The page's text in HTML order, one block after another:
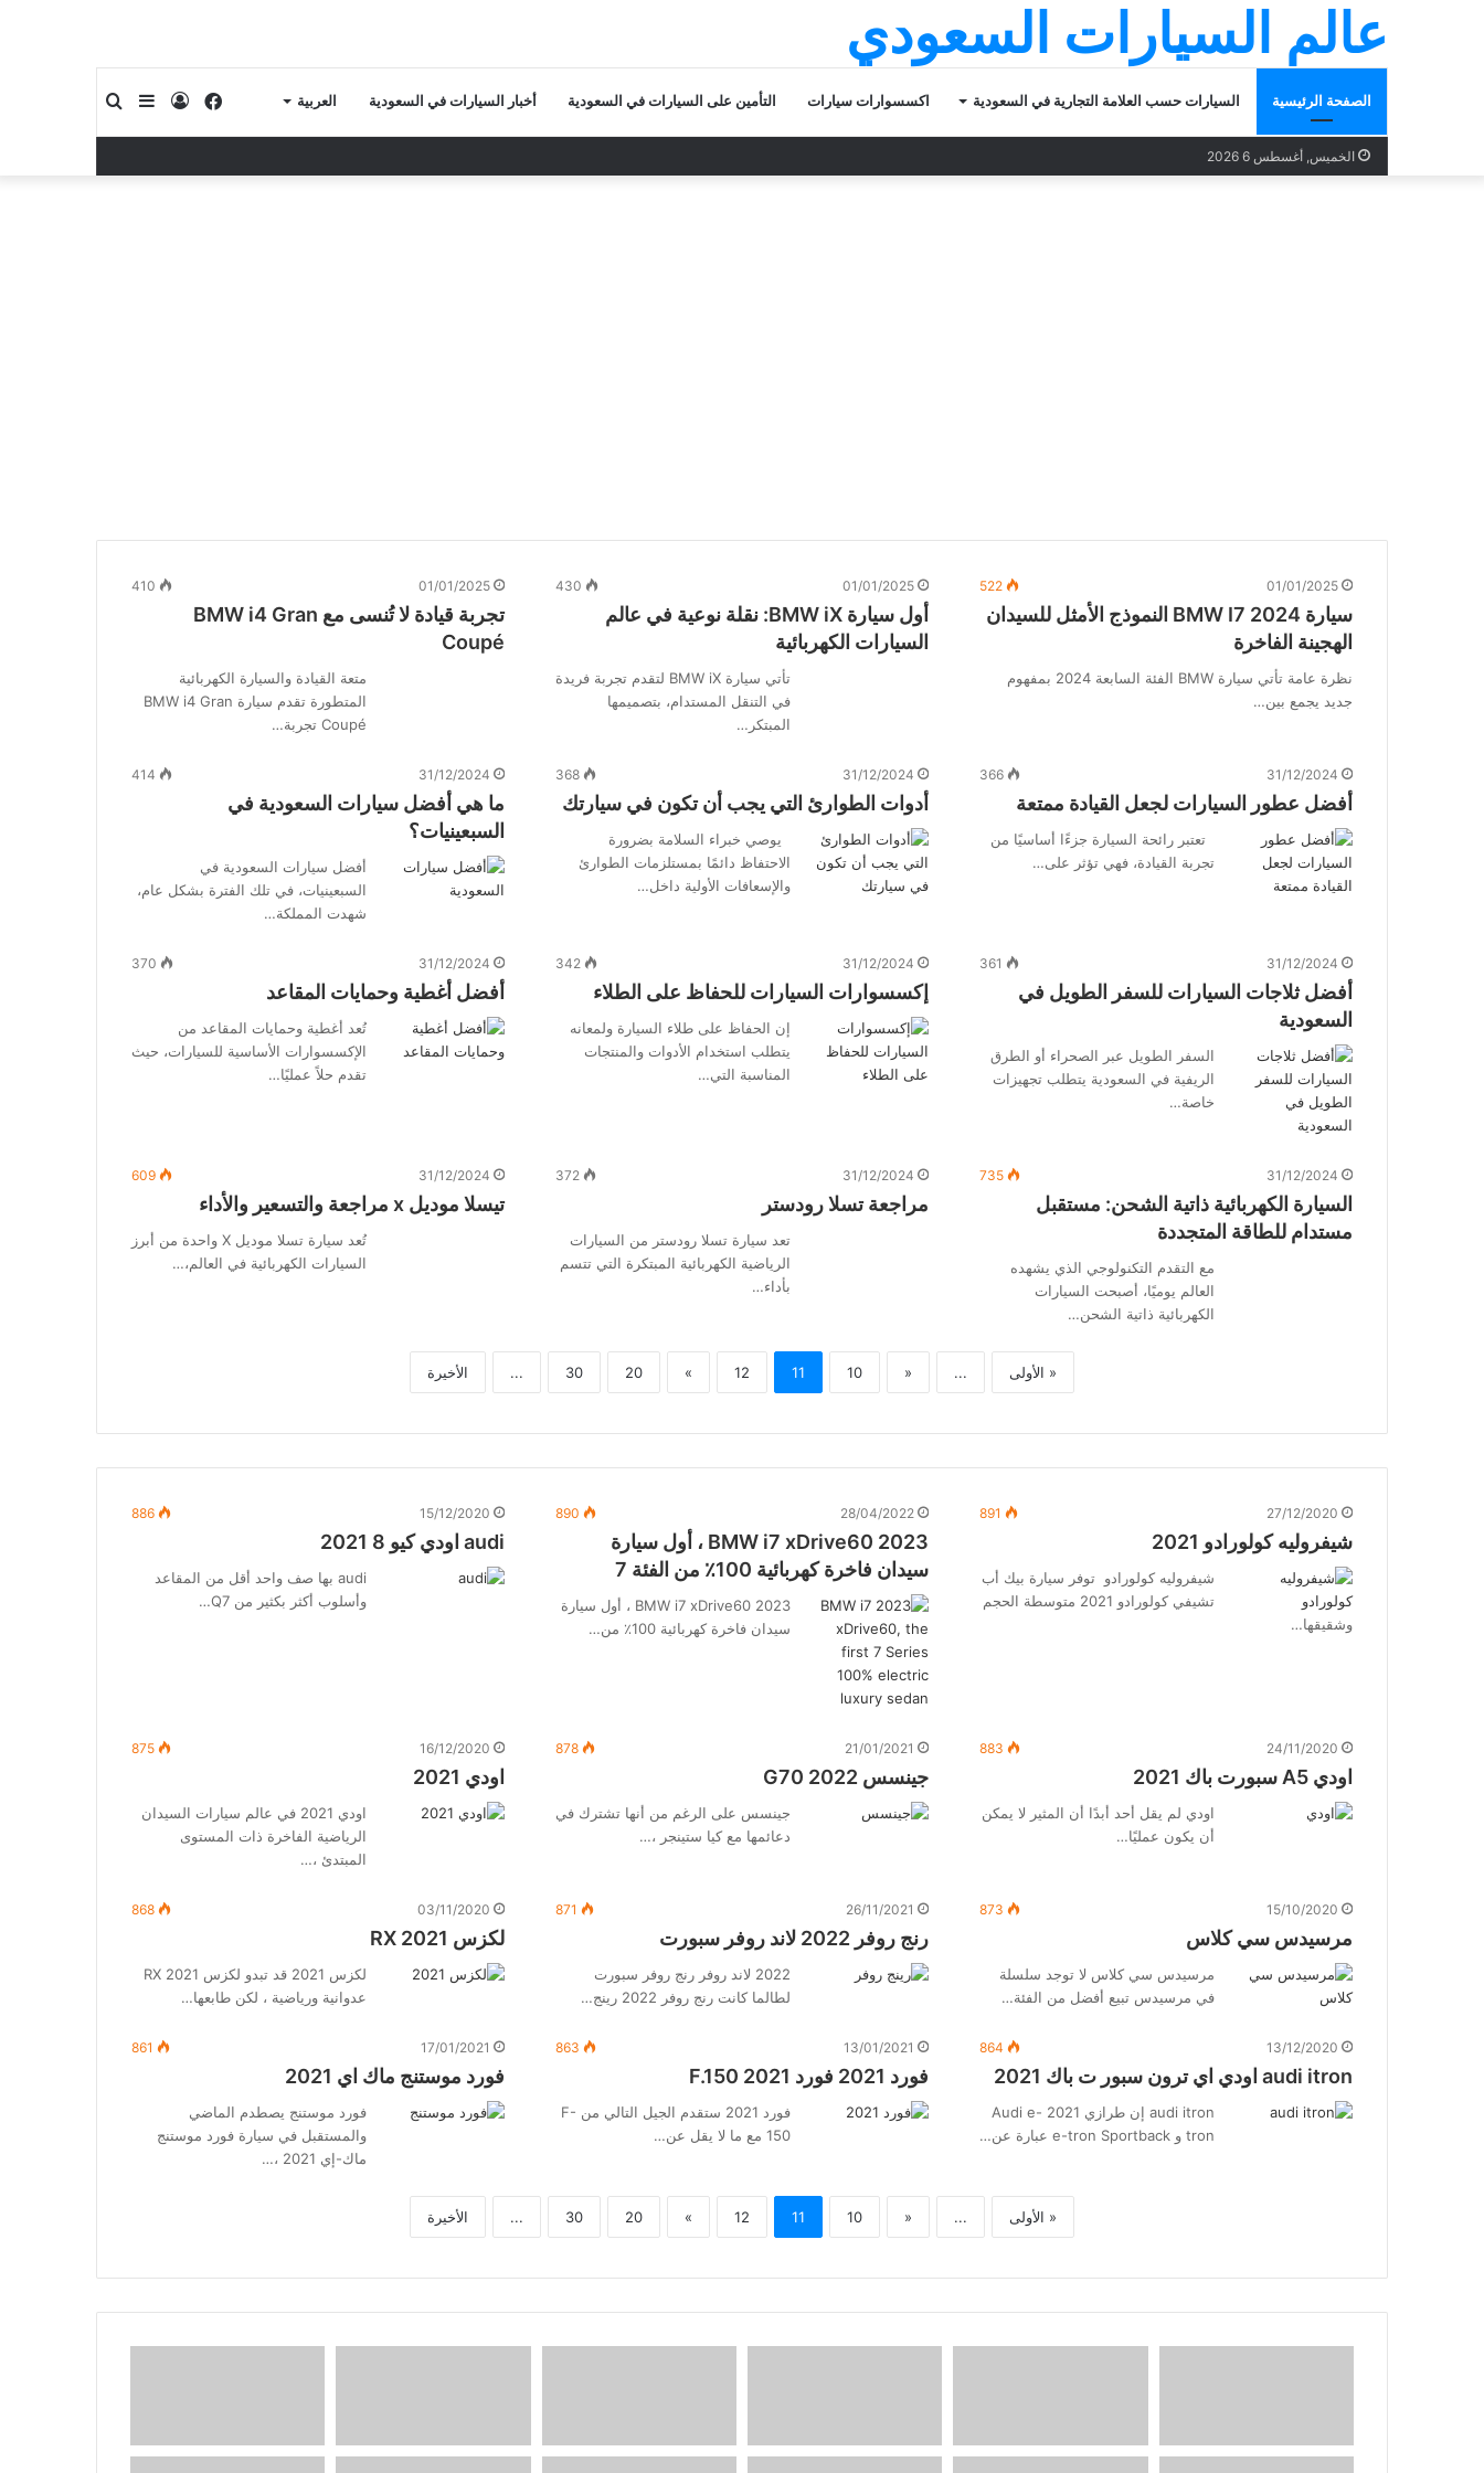
عالم السيارات السعودي
الصفحة الرئيسية السيارات حسب العلامة التجارية في السعودية اكسسوارات سيارات التأمين على السيارات في السعودية أخبار السيارات في السعودية العربية إضافةتسجيلفيسبوك
الخميس, أغسطس 6 2026
01/01/2025
522
سيارة BMW I7 2024 النموذج الأمثل للسيدان
الهجينة الفاخرة
نظرة عامة تأتي سيارة BMW الفئة السابعة 2024 بمفهوم
جديد يجمع بين…
01/01/2025
430
أول سيارة BMW iX: نقلة نوعية في عالم
السيارات الكهربائية
تأتي سيارة BMW iX لتقدم تجربة فريدة
في التنقل المستدام، بتصميمها
المبتكر…
01/01/2025
410
تجربة قيادة لا تُنسى مع BMW i4 Gran
Coupé
متعة القيادة والسيارة الكهربائية
المتطورة تقدم سيارة BMW i4 Gran
Coupé تجربة…
31/12/2024
366
أفضل عطور السيارات لجعل القيادة ممتعة
تعتبر رائحة السيارة جزءًا أساسيًا من
تجربة القيادة، فهي تؤثر على…
31/12/2024
368
أدوات الطوارئ التي يجب أن تكون في سيارتك
يوصي خبراء السلامة بضرورة
الاحتفاظ دائمًا بمستلزمات الطوارئ
والإسعافات الأولية داخل…
31/12/2024
414
ما هي أفضل سيارات السعودية في
السبعينيات؟
أفضل سيارات السعودية في
السبعينيات، في تلك الفترة بشكل عام،
شهدت المملكة…
31/12/2024
361
أفضل ثلاجات السيارات للسفر الطويل في
السعودية
السفر الطويل عبر الصحراء أو الطرق
الريفية في السعودية يتطلب تجهيزات
خاصة…
31/12/2024
342
إكسسوارات السيارات للحفاظ على الطلاء
إن الحفاظ على طلاء السيارة ولمعانه
يتطلب استخدام الأدوات والمنتجات
المناسبة التي…
31/12/2024
370
أفضل أغطية وحمايات المقاعد
تُعد أغطية وحمايات المقاعد من
الإكسسوارات الأساسية للسيارات، حيث
تقدم حلاً عمليًا…
31/12/2024
735
السيارة الكهربائية ذاتية الشحن: مستقبل
مستدام للطاقة المتجددة
مع التقدم التكنولوجي الذي يشهده
العالم يوميًا، أصبحت السيارات
الكهربائية ذاتية الشحن…
31/12/2024
372
مراجعة تسلا رودستر
تعد سيارة تسلا رودستر من السيارات
الرياضية الكهربائية المبتكرة التي تتسم
بأداء…
31/12/2024
609
تيسلا موديل x مراجعة والتسعير والأداء
تُعد سيارة تسلا موديل X واحدة من أبرز
السيارات الكهربائية في العالم،…
« الأولى ...
«
10
11
12
»
20
30
... الأخيرة
27/12/2020
891
شيفروليه كولورادو 2021
شيفروليه كولورادو توفر سيارة بيك أب
تشيفي كولورادو 2021 متوسطة الحجم
وشقيقها…
28/04/2022
890
2023 BMW i7 xDrive60 ، أول سيارة
سيدان فاخرة كهربائية 100٪ من الفئة 7
2023 BMW i7 xDrive60 ، أول سيارة
سيدان فاخرة كهربائية 100٪ من…
15/12/2020
886
audi اودي كيو 8 2021
audi بها صف واحد أقل من المقاعد
وأسلوب أكثر بكثير من Q7…
24/11/2020
883
اودي A5 سبورت باك 2021
اودي لم يقل أحد أبدًا أن المثير لا يمكن
أن يكون عمليًا…
21/01/2021
878
جينسس G70 2022
جينسس على الرغم من أنها تشترك في
دعائمها مع كيا ستينجر ،…
16/12/2020
875
اودي 2021
اودي 2021 في عالم سيارات السيدان
الرياضية الفاخرة ذات المستوى
المبتدئ ،…
15/10/2020
873
مرسيدس سي كلاس
مرسيدس سي كلاس لا توجد سلسلة
في مرسيدس تبيع أفضل من الفئة…
26/11/2021
871
رنج روفر 2022 لاند روفر سبورت
2022 لاند روفر رنج روفر سبورت
لطالما كانت رنج روفر 2022 رينج…
03/11/2020
868
لكزس 2021 RX
لكزس 2021 قد تبدو لكزس RX 2021
عدوانية ورياضية ، لكن طابعها…
13/12/2020
864
audi itron اودي اي ترون سبور ت باك 2021
audi itron إن طرازي 2021 Audi e-
tron و e-tron Sportback عبارة عن…
13/01/2021
863
فورد 2021 فورد F.150 2021
فورد 2021 ستقدم الجيل التالي من F-
150 مع ما لا يقل عن…
17/01/2021
861
فورد موستنج ماك اي 2021
فورد موستنج يصطدم الماضي
والمستقبل في سيارة فورد موستنج
ماك-إي 2021 ،…
« الأولى ...
«
10
11
12
»
20
30
... الأخيرة